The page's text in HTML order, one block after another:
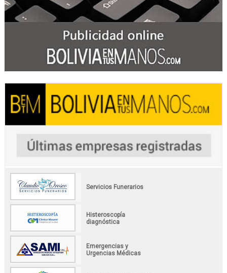
Servicios Funerarios
Histeroscopía
diagnóstica
Emergencias y
Urgencias Médicas